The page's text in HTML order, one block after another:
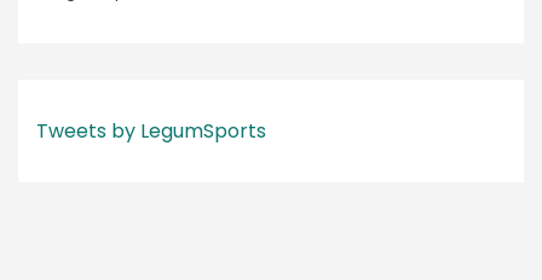
Tweets by LegumSports